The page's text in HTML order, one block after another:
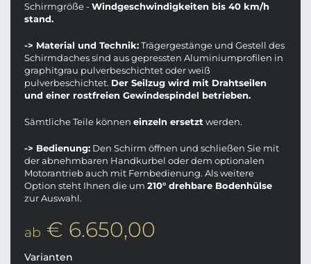
Schirmgröße -Windgeschwindigkeiten bis 40 km/h
stand.
-> Material und Technik:Trägergestänge und Gestell des
Schirmdaches sind aus gepressten Aluminiumprofilen in
graphitgrau pulverbeschichtet oder weiß
pulverbeschichtet. Der Seilzug wird mit Drahtseilen
und einer rostfreien Gewindespindel betrieben.
Sämtliche Teile können einzeln ersetzt werden.
-> Bedienung: Den Schirm öffnen und schließen Sie mit
der abnehmbaren Handkurbel oder dem optionalen
Motorantrieb auch mit Fernbedienung. Als weitere
Option steht Ihnen die um 210° drehbare Bodenhülse
zur Auswahl.
ab € 6.650,00
Varianten